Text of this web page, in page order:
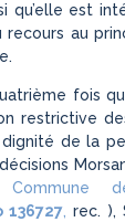
qu’elle est
recours au
fois
restrictive
de la
de
rec. ),